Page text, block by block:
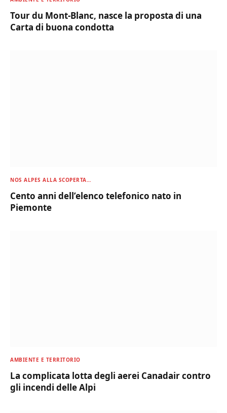
Tour du Mont-Blanc, nasce la proposta di una
Carta di buona condotta
NOS ALPES ALLA SCOPERTA…
Cento anni dell’elenco telefonico nato in
Piemonte
AMBIENTE E TERRITORIO
La complicata lotta degli aerei Canadair contro
gli incendi delle Alpi